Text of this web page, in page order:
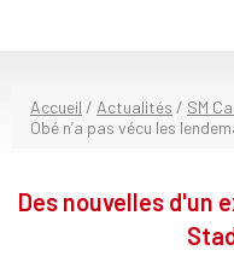
Accueil / Actualités / SM
Obé n’a pas vécu les
Des nouvelles d'un